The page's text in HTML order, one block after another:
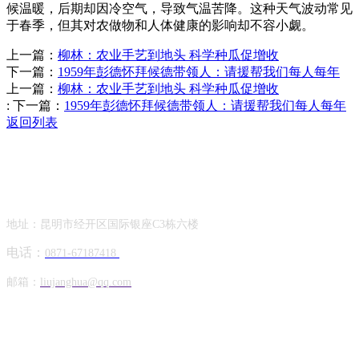
候温暖，后期却因冷空气，导致气温苦降。这种天气波动常见
于春季，但其对农做物和人体健康的影响却不容小觑。
上一篇： 柳林：农业手艺到地头 科学种瓜促增收
下一篇： 1959年彭德怀拜候德带领人：请援帮我们每人每年
上一篇： 柳林：农业手艺到地头 科学种瓜促增收
: 下一篇： 1959年彭德怀拜候德带领人：请援帮我们每人每年
返回列表
地址：昆明市经开区国际银座C3栋六楼
电话： 0871-67187418
邮箱： liujanghua@qq.com